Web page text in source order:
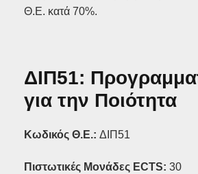
Θ.Ε. κατά 70%.
ΔΙΠ51:
για την Ποιότητα
Κωδικός Θ.Ε.: ΔΙΠ51
Πιστωτικές Μονάδες ECTS: 30